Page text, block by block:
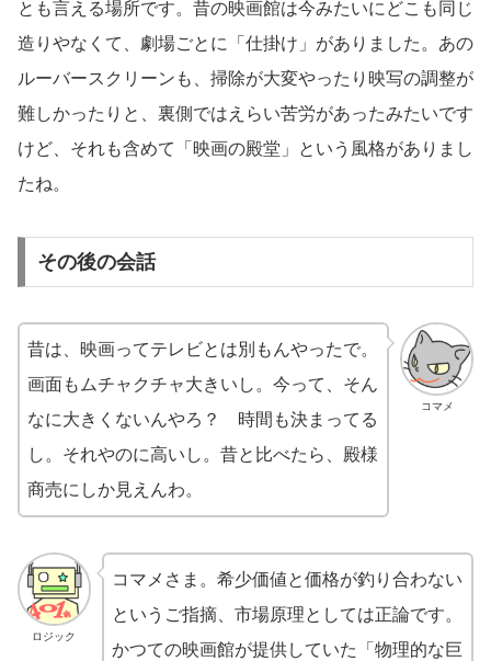
とも言える場所です。昔の映画館は今みたいにどこも同じ
造りやなくて、劇場ごとに「仕掛け」がありました。あの
ルーバースクリーンも、掃除が大変やったり映写の調整が
難しかったりと、裏側ではえらい苦労があったみたいです
けど、それも含めて「映画の殿堂」という風格がありまし
たね。
その後の会話
コマメ
昔は、映画ってテレビとは別もんやったで。
画面もムチャクチャ大きいし。今って、そん
なに大きくないんやろ？ 時間も決まってる
し。それやのに高いし。昔と比べたら、殿様
商売にしか見えんわ。
ロジック
コマメさま。希少価値と価格が釣り合わない
というご指摘、市場原理としては正論です。
かつての映画館が提供していた「物理的な巨